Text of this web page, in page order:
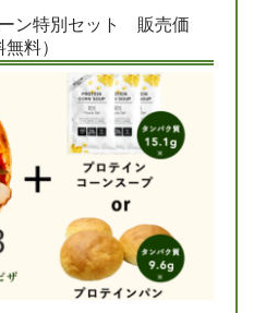
ン特別セット 販売価
料）